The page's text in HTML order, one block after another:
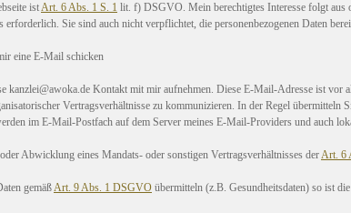
istArt. 6 Abs. 1 S. 1 lit. f) DSGVO. Mein berechtigtes Interesse folgt aus
Sie sind auch nicht verpflichtet, die personenbezogenen Daten
eine E-Mail schicken
kanzlei@awoka.de Kontakt mit mir aufnehmen. Diese E-Mail-Adresse ist
Vertragsverhältnisse zu kommunizieren. In der Regel
im E-Mail-Postfach auf dem Server meines E-Mail-Providers und auch
Abwicklung eines Mandats- oder sonstigen Vertragsverhältnisses derArt. 6
gemäßArt. 9 Abs. 1 DSGVO übermitteln (z.B. Gesundheitsdaten) so ist